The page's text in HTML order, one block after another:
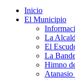
Inicio
El Municipio
La
El
La
Himno